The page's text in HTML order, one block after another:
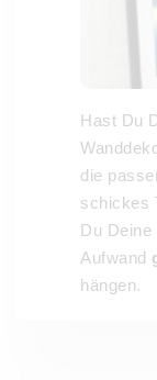
Hast Du
die
schickes
Du Deine
Aufwand
hängen.